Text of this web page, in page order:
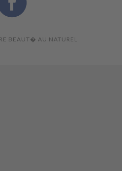
BEAUT� AU NATUREL